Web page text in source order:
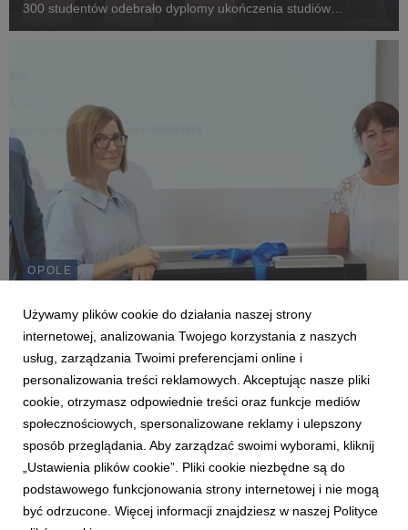
300 studentów odebrało dyplomy ukończenia studiów
OPOLE
o profesjonalny sprzęt kryminalistyczny
24 czerwca 2024
Studenci administracji i bezpieczeństwa wewnętrznego
Uniwersytetu WSB Merito Opole zyskali nowe narzędzie do
nauki - profesjonalny stolik daktyloskopijny. Sprzęt o wartości 4
partnerskich.
1 2 3 4 5 6 7
Używamy plików cookie do działania naszej strony
internetowej, analizowania Twojego korzystania z naszych
usług, zarządzania Twoimi preferencjami online i
personalizowania treści reklamowych. Akceptując nasze pliki
cookie, otrzymasz odpowiednie treści oraz funkcje mediów
społecznościowych, spersonalizowane reklamy i ulepszony
sposób przeglądania. Aby zarządzać swoimi wyborami, kliknij
„Ustawienia plików cookie”. Pliki cookie niezbędne są do
podstawowego funkcjonowania strony internetowej i nie mogą
być odrzucone. Więcej informacji znajdziesz w naszej Polityce